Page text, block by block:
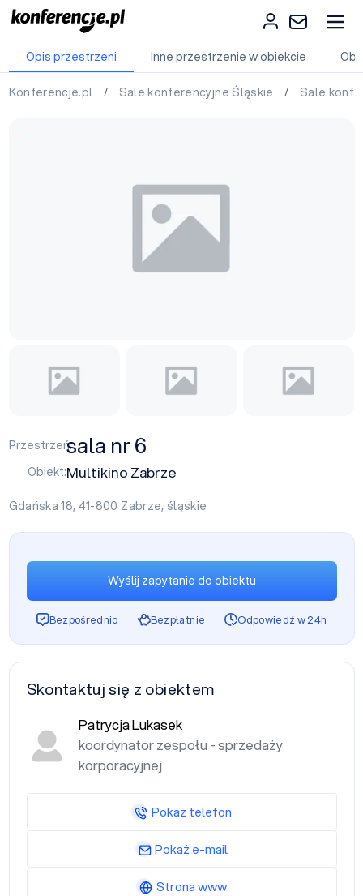
Opis przestrzeni Inne przestrzenie w obiekcie
Konferencje.pl / Sale konferencyjne Śląskie / Sale
Przestrzeń:sala nr 6
Obiekt:Multikino Zabrze
Gdańska 18, 41-800 Zabrze, śląskie
Wyślij zapytanie do obiektu
Bezpośrednio Bezpłatnie Odpowiedź w 24h
Skontaktuj się z obiektem
Patrycja Lukasek
koordynator zespołu - sprzedaży
korporacyjnej
Pokaż telefon
Pokaż e-mail
Strona www